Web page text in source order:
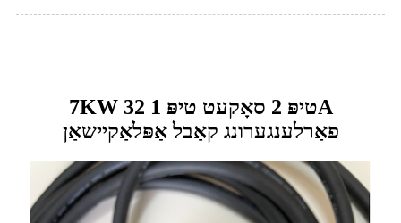
7KW טיפּ 2 סאָקעט טיפּ 1 32A
פאַרלענגערונג קאַבל אַפּלאַקיישאַן